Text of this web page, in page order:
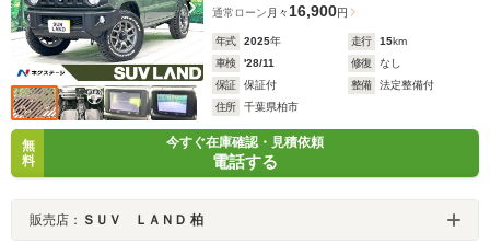
通常ローン 月々 16,900円
年式 2025年 走行 15km
車検
'28/11 修復
なし
保証
保証付 整備
法定整備付
住所
千葉県柏市
無
料
今すぐ在庫確認・見積依頼
電話する
販売店： ＳＵＶ ＬＡＮＤ 柏